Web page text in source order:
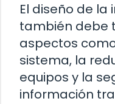
El diseño de
también debe
aspectos
sistema, la
equipos y la
información